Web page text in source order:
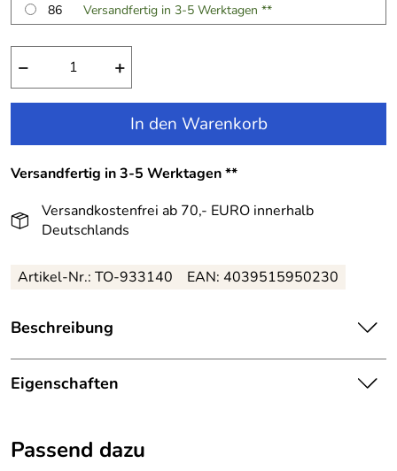
86
Versandfertig in 3-5 Werktagen **
− +
In den Warenkorb
Versandfertig in 3-5 Werktagen **
Versandkostenfrei ab 70,- EURO innerhalb
Deutschlands
Artikel-Nr.: TO-933140 EAN: 4039515950230
Beschreibung
Topo Baby Bolero festlich mit Tüll-Rüschen weiß:
Leichter, feiner Baumwollbolero für Babys.
An den unteren Abschlüssen und an den Ärmeln finden
Eigenschaften
Farbe:
Weiß
Passend dazu